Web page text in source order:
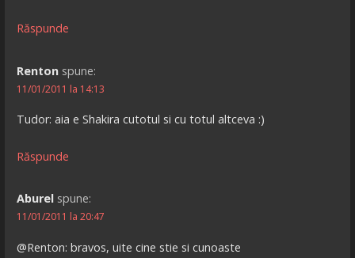
Răspunde
Renton spune:
11/01/2011 la 14:13
Tudor: aia e Shakira cutotul si cu totul altceva :)
Răspunde
Aburel spune:
11/01/2011 la 20:47
@Renton: bravos, uite cine stie si cunoaste